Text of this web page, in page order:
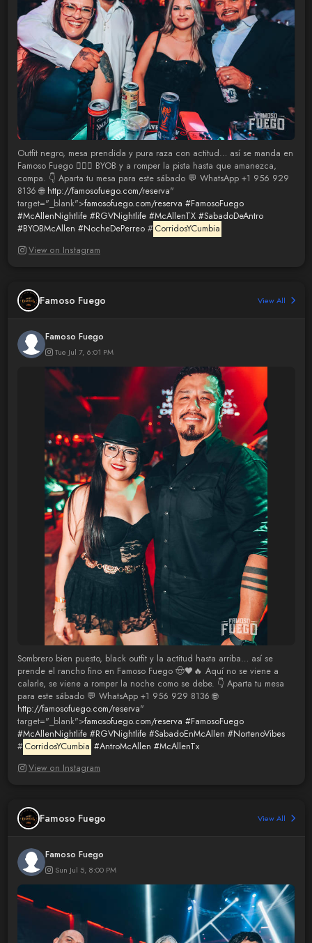
Outfit negro, mesa prendida y pura raza con actitud… así se manda en
Famoso Fuego 😮‍💨🔥 BYOB y a romper la pista hasta que amanezca,
compa. 👇 Aparta tu mesa para este sábado 💬 WhatsApp +1 956 929
8136 🌐 http://famosofuego.com/reserva"
target="_blank">famosofuego.com/reserva #FamosoFuego
#McAllenNightlife #RGVNightlife #McAllenTX #SabadoDeAntro
#BYOBMcAllen #NocheDePerreo# CorridosYCumbia
View on Instagram
Famoso Fuego View All
Famoso Fuego
Tue Jul 7, 6:01 PM
Sombrero bien puesto, black outfit y la actitud hasta arriba… así se
prende el rancho fino en Famoso Fuego 🤠🖤🔥 Aquí no se viene a
calarle, se viene a romper la noche como se debe. 👇 Aparta tu mesa
para este sábado 💬 WhatsApp +1 956 929 8136 🌐
http://famosofuego.com/reserva"
target="_blank">famosofuego.com/reserva #FamosoFuego
#McAllenNightlife #RGVNightlife #SabadoEnMcAllen #NortenoVibes
# CorridosYCumbia #AntroMcAllen #McAllenTx
View on Instagram
Famoso Fuego View All
Famoso Fuego
Sun Jul 5, 8:00 PM